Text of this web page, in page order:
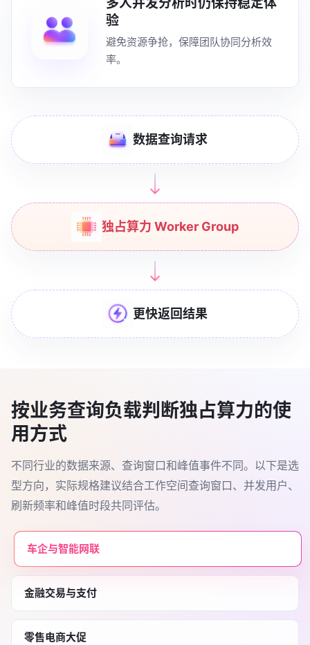
验
避免资源争抢，保障团队协同分析效
率。
数据查询请求
独占算力 Worker Group
更快返回结果
按业务查询负载判断独占算力的使
用方式
不同行业的数据来源、查询窗口和峰值事件不同。以下是选
型方向，实际规格建议结合工作空间查询窗口、并发用户、
刷新频率和峰值时段共同评估。
车企与智能网联
金融交易与支付
零售电商大促